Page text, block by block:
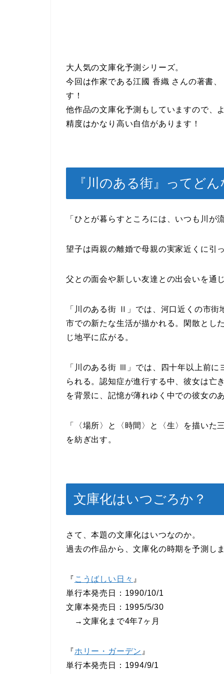
大人気の文庫化予測シリーズ。
今回は作家である江國 香織 さんの著書、
す！
他作品の文庫化予測もしていますので、
精度はかなり高い自信があります！
『川のある街』ってど
「ひとが暮らすところには、いつも川が
望子は両親の離婚で母親の実家近くに引
父との面会や新しい友達との出会いを通
「川のある街 Ⅱ」では、河口近くの市
市での新たな生活が描かれる。閑散とし
じ地平に広がる。
「川のある街 Ⅲ」では、四十年以上前
られる。認知症が進行する中、彼女は亡
を背景に、記憶が薄れゆく中での彼女の
「〈場所〉と〈時間〉と〈生〉を描い
を紡ぎ出す。
文庫化はいつごろか？
さて、本題の文庫化はいつなのか。
過去の作品から、文庫化の時期を予測し
『 こうばしい日々 』
単行本発売日：1990/10/1
文庫本発売日：1995/5/30
→文庫化まで4年7ヶ月
『ホリー・ガーデン 』
単行本発売日：1994/9/1